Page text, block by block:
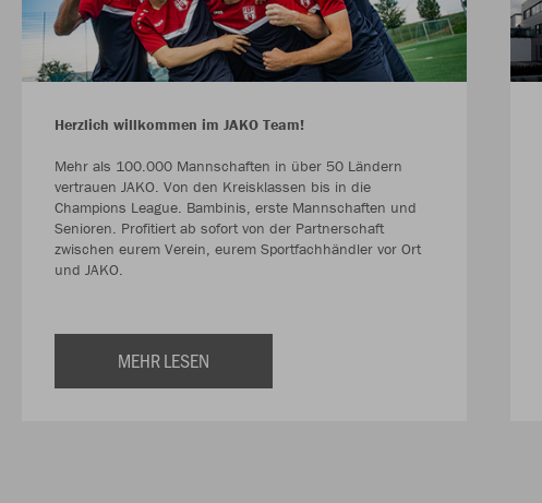
Herzlich willkommen im JAKO Team!
Mehr als 100.000 Mannschaften in über 50 Ländern
vertrauen JAKO. Von den Kreisklassen bis in die
Champions League. Bambinis, erste Mannschaften und
Senioren. Profitiert ab sofort von der Partnerschaft
zwischen eurem Verein, eurem Sportfachhändler vor Ort
und JAKO.
MEHR LESEN